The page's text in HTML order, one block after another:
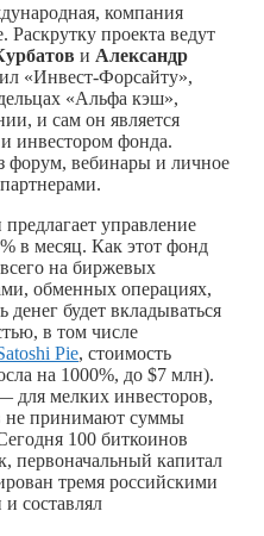
компания
Раскрутку проекта ведут
и Александр
«Инвест-Форсайту»,
«Альфа кэш»,
и сам он является
инвестором фонда.
форум, вебинары и личное
управление
в месяц. Как этот фонд
на биржевых
обменных операциях,
будет вкладываться
в том числе
Pie, стоимость
на 1000%, до $7 млн).
мелких инвесторов,
не принимают суммы
100 биткоинов
первоначальный капитал
тремя российскими
составлял